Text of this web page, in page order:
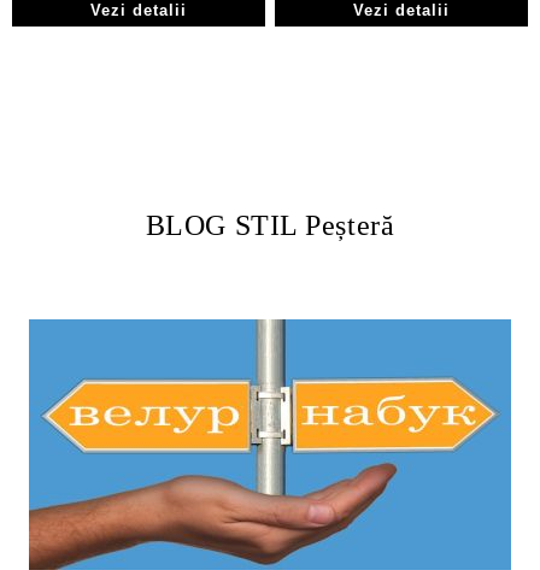
Vezi detalii Vezi detalii
BLOG STIL Peșteră